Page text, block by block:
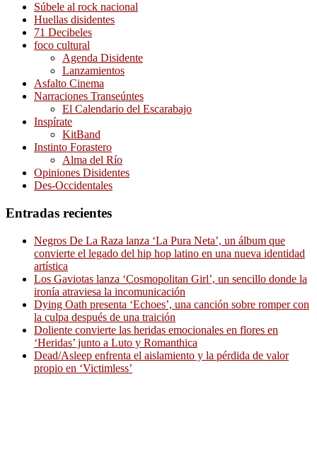
Súbele al rock nacional
Huellas disidentes
71 Decibeles
foco cultural
Agenda Disidente
Lanzamientos
Asfalto Cinema
Narraciones Transeúntes
El Calendario del Escarabajo
Inspírate
KitBand
Instinto Forastero
Alma del Río
Opiniones Disidentes
Des-Occidentales
Entradas recientes
Negros De La Raza lanza ‘La Pura Neta’, un álbum que
convierte el legado del hip hop latino en una nueva identidad
artística
Los Gaviotas lanza ‘Cosmopolitan Girl’, un sencillo donde la
ironía atraviesa la incomunicación
Dying Oath presenta ‘Echoes’, una canción sobre romper con
la culpa después de una traición
Doliente convierte las heridas emocionales en flores en
‘Heridas’ junto a Luto y Romanthica
Dead/Asleep enfrenta el aislamiento y la pérdida de valor
propio en ‘Victimless’